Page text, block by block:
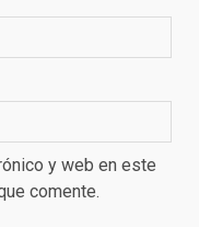
y web en este
comente.